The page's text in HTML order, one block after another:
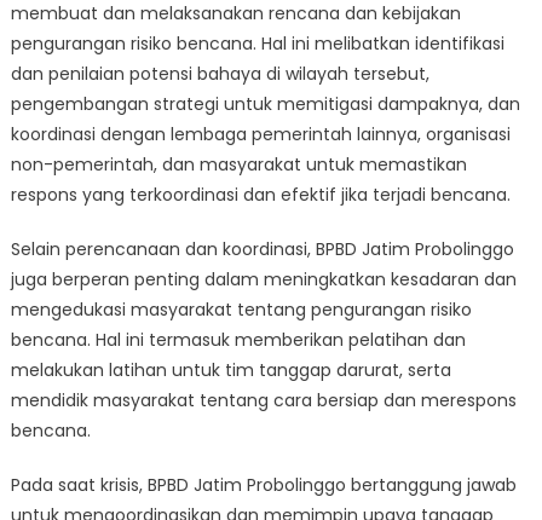
membuat dan melaksanakan rencana dan kebijakan
pengurangan risiko bencana. Hal ini melibatkan identifikasi
dan penilaian potensi bahaya di wilayah tersebut,
pengembangan strategi untuk memitigasi dampaknya, dan
koordinasi dengan lembaga pemerintah lainnya, organisasi
non-pemerintah, dan masyarakat untuk memastikan
respons yang terkoordinasi dan efektif jika terjadi bencana.
Selain perencanaan dan koordinasi, BPBD Jatim Probolinggo
juga berperan penting dalam meningkatkan kesadaran dan
mengedukasi masyarakat tentang pengurangan risiko
bencana. Hal ini termasuk memberikan pelatihan dan
melakukan latihan untuk tim tanggap darurat, serta
mendidik masyarakat tentang cara bersiap dan merespons
bencana.
Pada saat krisis, BPBD Jatim Probolinggo bertanggung jawab
untuk mengoordinasikan dan memimpin upaya tanggap